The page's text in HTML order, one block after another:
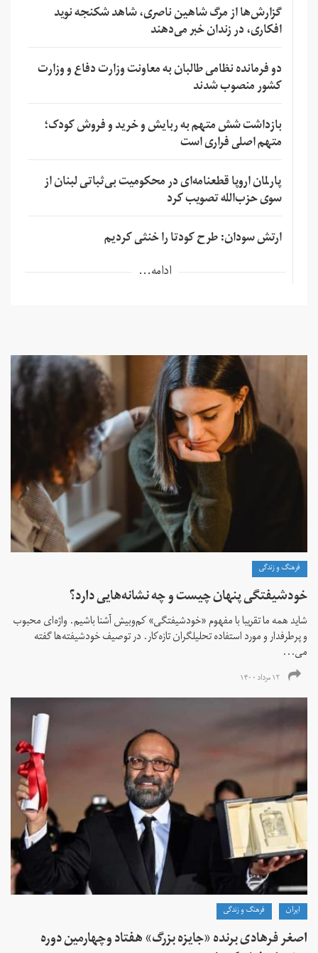
گزارش‌ها از مرگ شاهین ناصری، شاهد شکنجه نوید
افکاری، در زندان خبر می‌دهند
دو فرمانده نظامی طالبان به معاونت وزارت دفاع و وزارت
کشور منصوب شدند
بازداشت شش متهم به ربایش و خرید و فروش کودک؛
متهم اصلی فراری است
پارلمان اروپا قطعنامه‌ای در محکومیت بی‌ثباتی لبنان از
سوی حزب‌الله تصویب کرد
ارتش سودان: طرح کودتا را خنثی کردیم
ادامه...
فرهنگ و زندگی
خودشیفتگی پنهان چیست و چه نشانه‌هایی دارد؟
شاید همه ما تقریبا با مفهوم «خودشیفتگی» کم‌و‌بیش آشنا باشیم. واژه‌ای محبوب
و پرطرفدار و مورد استفاده تحلیلگران تازه‌کار. در توصیف خودشیفته‌ها گفته
می...
۱۲ مرداد ۱۴۰۰
ايران فرهنگ و زندگی
اصغر فرهادی برنده «جایزه بزرگ»‌ هفتاد‌ وچهارمین دوره